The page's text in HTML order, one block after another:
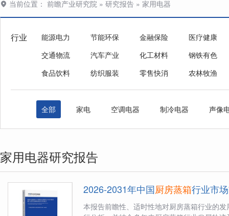
当前位置： 前瞻产业研究院 » 研究报告 » 家用电器
行业 能源电力 节能环保 金融保险
医疗健康
交通物流
汽车产业 化工材料
钢铁有色
食品饮料
纺织服装 零售快消 农林牧渔
全部 家电 空调电器 制冷电器 声像
家用电器研究报告
2026-2031年中国厨房蒸箱行业市
本报告前瞻性、适时性地对厨房蒸箱行业的